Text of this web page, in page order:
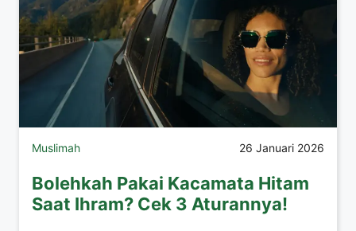
Muslimah 26 Januari 2026
Bolehkah Pakai Kacamata Hitam
Saat Ihram? Cek 3 Aturannya!